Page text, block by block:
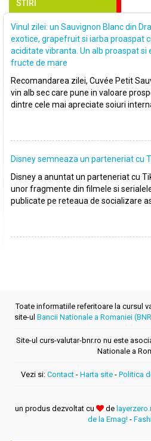
STIRI
Vinul zilei: un Sauvignon Blanc din
exotice, grapefruit si iarba proaspat
aciditate vibranta. Un alb proaspat si
fructe de mare
Recomandarea zilei, Cuvée Petit
vin alb sec care pune in valoare
dintre cele mai apreciate soiuri
Disney semneaza un parteneriat cu
Disney a anuntat un parteneriat cu
unor fragmente din filmele si
publicate pe reteaua de socializare
Toate informatiile referitoare la cursul
site-ul Bancii Nationale a Romaniei
Site-ul curs-valutar-bnr.ro nu este
Nationale a
Vezi si: Contact - Harta site - Politica
un produs dezvoltat cu de
de la Emag!-